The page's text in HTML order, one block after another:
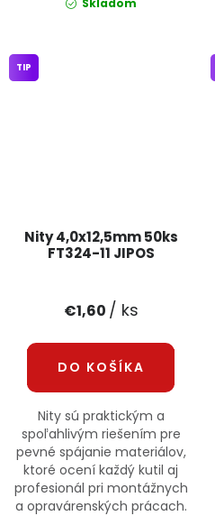
Skladom
Nity 4,0x12,5mm 50ks
FT324-11 JIPOS
TIP
€1,60 / ks
DO KOŠÍKA
Nity sú praktickým a
spoľahlivým riešením pre
pevné spájanie materiálov,
ktoré ocení každý kutil aj
profesionál pri montážnych
a opravárenských prácach.